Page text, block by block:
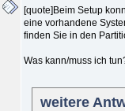
[quote]Beim Setup
eine vorhandene
finden Sie in den
Was kann/muss ich
weitere